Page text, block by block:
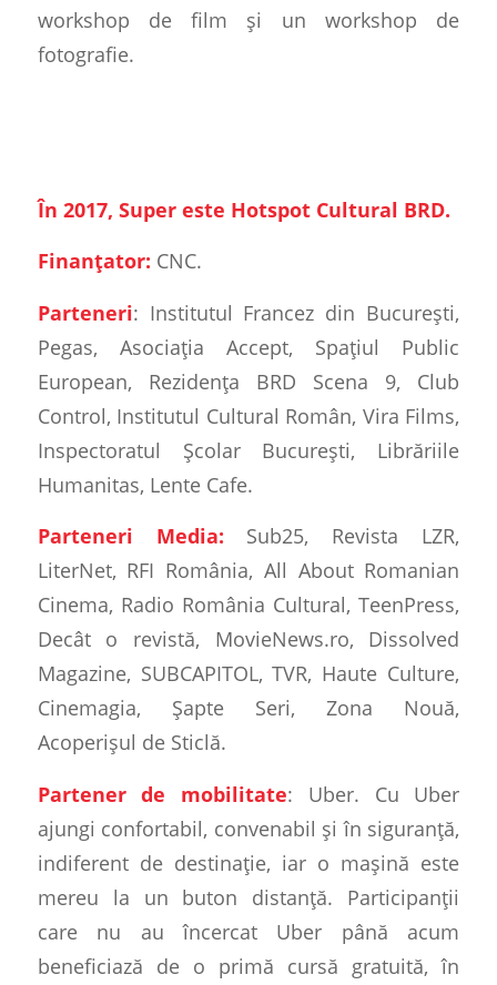
workshop de film și un workshop de
fotografie.
În 2017, Super este Hotspot Cultural BRD.
Finanțator: CNC.
Parteneri: Institutul Francez din București,
Pegas, Asociația Accept, Spațiul Public
European, Rezidența BRD Scena 9, Club
Control, Institutul Cultural Român, Vira Films,
Inspectoratul Școlar București, Librăriile
Humanitas, Lente Cafe.
Parteneri Media: Sub25, Revista LZR,
LiterNet, RFI România, All About Romanian
Cinema, Radio România Cultural, TeenPress,
Decât o revistă, MovieNews.ro, Dissolved
Magazine, SUBCAPITOL, TVR, Haute Culture,
Cinemagia, Șapte Seri, Zona Nouă,
Acoperișul de Sticlă.
Partener de mobilitate: Uber. Cu Uber
ajungi confortabil, convenabil și în siguranță,
indiferent de destinație, iar o mașină este
mereu la un buton distanță. Participanții
care nu au încercat Uber până acum
beneficiază de o primă cursă gratuită, în